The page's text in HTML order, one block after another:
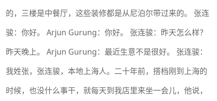
的，三楼是中餐厅，这些装修都是从尼泊尔带过来的。 张连
骏：你好。 Arjun Gurung：你好。 张连骏：昨天怎么样？
昨天晚上。 Arjun Gurung：最近生意不是很好。 张连骏：
我姓张，张连骏，本地上海人。二十年前，搭档刚到上海的
时候，也没什么事干，就每天到我店里来坐一会儿，他说，